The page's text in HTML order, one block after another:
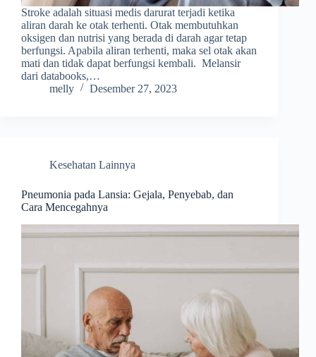
Stroke adalah situasi medis darurat terjadi ketika
aliran darah ke otak terhenti. Otak membutuhkan
oksigen dan nutrisi yang berada di darah agar tetap
berfungsi. Apabila aliran terhenti, maka sel otak akan
mati dan tidak dapat berfungsi kembali. Melansir
dari databooks,…
melly
Desember 27, 2023
Kesehatan Lainnya
Pneumonia pada Lansia: Gejala, Penyebab, dan
Cara Mencegahnya